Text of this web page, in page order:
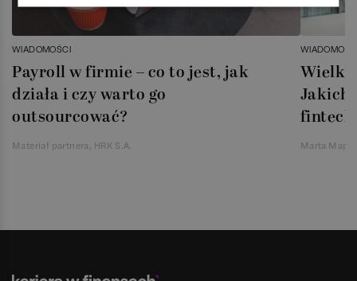
WIADOMOŚCI
Payroll w firmie – co to jest, jak
działa i czy warto go
outsourcować?
Materiał partnera, HRK S.A.
Jakich
Marta